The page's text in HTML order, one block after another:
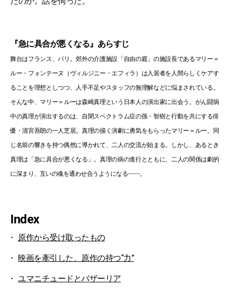
『急に具合が悪くなる』あらすじ
舞台はフランス、パリ。郊外の介護施設「⾃由の庭」の施設長であるマリー＝
ルー・フォンテーヌ（ヴィルジニー・エフィラ）は⼊居者を⼈間らしくケアす
ることを理想としつつ、人手不足やスタッフの無理解などに悩まされている。
そんな中、マリー＝ルーは森崎真理という日本人の演出家に出会う。がん闘病
中の真理が演出するのは、自閉スペクトラム症の孫・智樹と行動を共にする俳
優・清宮吾朗の一人芝居。真理の描く演劇に勇気をもらったマリー＝ルー。同
じ名前の響きを持つ偶然に導かれて、二人の交流が始まる。しかし、あるとき
真理は「急に具合が悪くなる」。真理の病の進行とともに、二人の関係は劇的
に深まり、互いの魂を通わせ合うようになる⋯⋯。
Index
原作から受け取ったもの
映画を牽引した、原作の持つ“力”
ユマニチュードとバザーリア